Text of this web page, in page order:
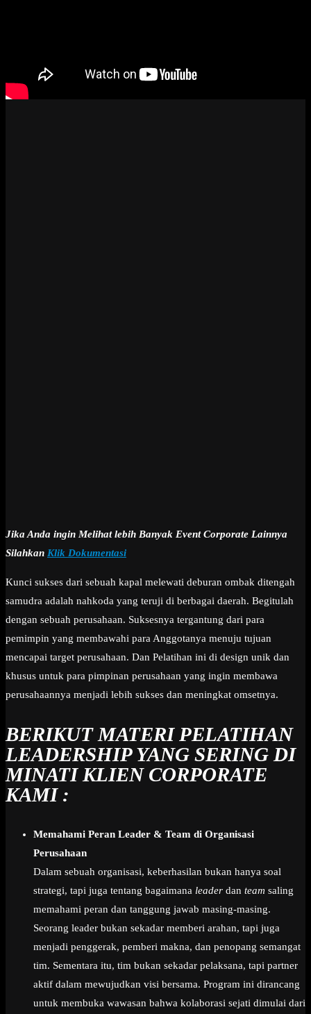
Jika Anda ingin Melihat lebih Banyak Event Corporate Lainnya
Silahkan Klik Dokumentasi
Kunci sukses dari sebuah kapal melewati deburan ombak ditengah
samudra adalah nahkoda yang teruji di berbagai daerah. Begitulah
dengan sebuah perusahaan. Suksesnya tergantung dari para
pemimpin yang membawahi para Anggotanya menuju tujuan
mencapai target perusahaan. Dan Pelatihan ini di design unik dan
khusus untuk para pimpinan perusahaan yang ingin membawa
perusahaannya menjadi lebih sukses dan meningkat omsetnya.
BERIKUT MATERI PELATIHAN
LEADERSHIP YANG SERING DI
MINATI KLIEN CORPORATE
KAMI :
Memahami Peran Leader & Team di Organisasi
Perusahaan
Dalam sebuah organisasi, keberhasilan bukan hanya soal
strategi, tapi juga tentang bagaimana leader dan team saling
memahami peran dan tanggung jawab masing-masing.
Seorang leader bukan sekadar memberi arahan, tapi juga
menjadi penggerak, pemberi makna, dan penopang semangat
tim. Sementara itu, tim bukan sekadar pelaksana, tapi partner
aktif dalam mewujudkan visi bersama. Program ini dirancang
untuk membuka wawasan bahwa kolaborasi sejati dimulai dari